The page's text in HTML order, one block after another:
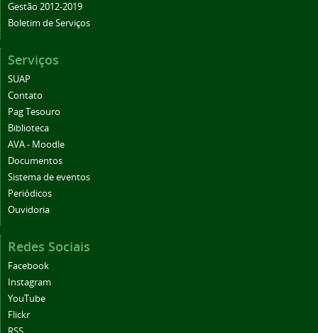
Gestão 2012-2019
Boletim de Serviços
Serviços
SUAP
Contato
Pag Tesouro
Biblioteca
AVA - Moodle
Documentos
Sistema de eventos
Periódicos
Ouvidoria
Redes Sociais
Facebook
Instagram
YouTube
Flickr